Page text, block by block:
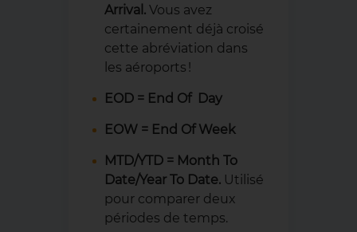
Arrival.Vous avez
certainement déjà croisé
cette abréviation dans
les aéroports !
EOD = End Of Day
EOW = End Of Week
MTD/YTD = Month To
Date/Year To Date. Utilisé
pour comparer deux
périodes de temps.